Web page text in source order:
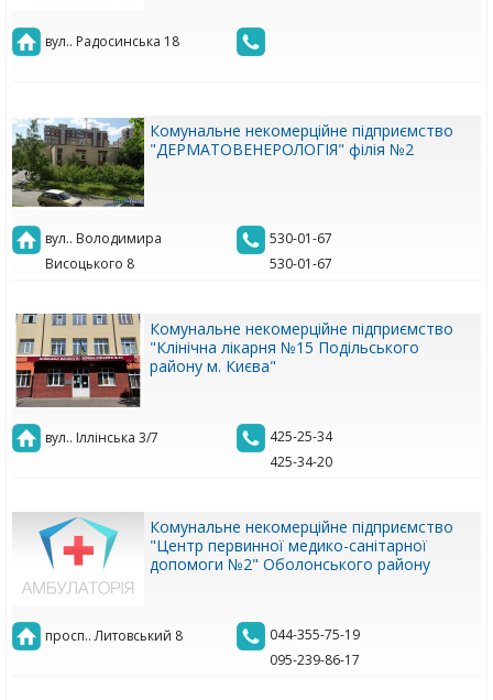
вул.. Радосинська 18
Комунальне некомерційне підприємство
"ДЕРМАТОВЕНЕРОЛОГІЯ" філія №2
вул.. Володимира
Висоцького 8
530-01-67
530-01-67
Комунальне некомерційне підприємство
"Клінічна лікарня №15 Подільського
району м. Києва"
вул.. Іллінська 3/7
425-25-34
425-34-20
Комунальне некомерційне підприємство
"Центр первинної медико-санітарної
допомоги №2" Оболонського району
просп.. Литовський 8
044-355-75-19
095-239-86-17